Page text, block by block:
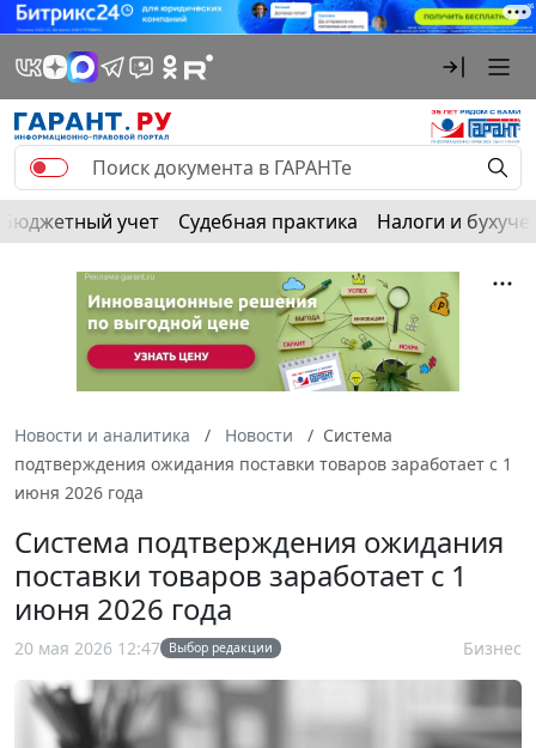
Бюджетный учет Судебная практика Налоги и
Новости и аналитика Новости
Система
подтверждения ожидания поставки товаров заработает с 1
июня 2026 года
Система подтверждения ожидания
поставки товаров заработает с 1
июня 2026 года
20 мая 2026 12:47 Выбор редакции Бизнес